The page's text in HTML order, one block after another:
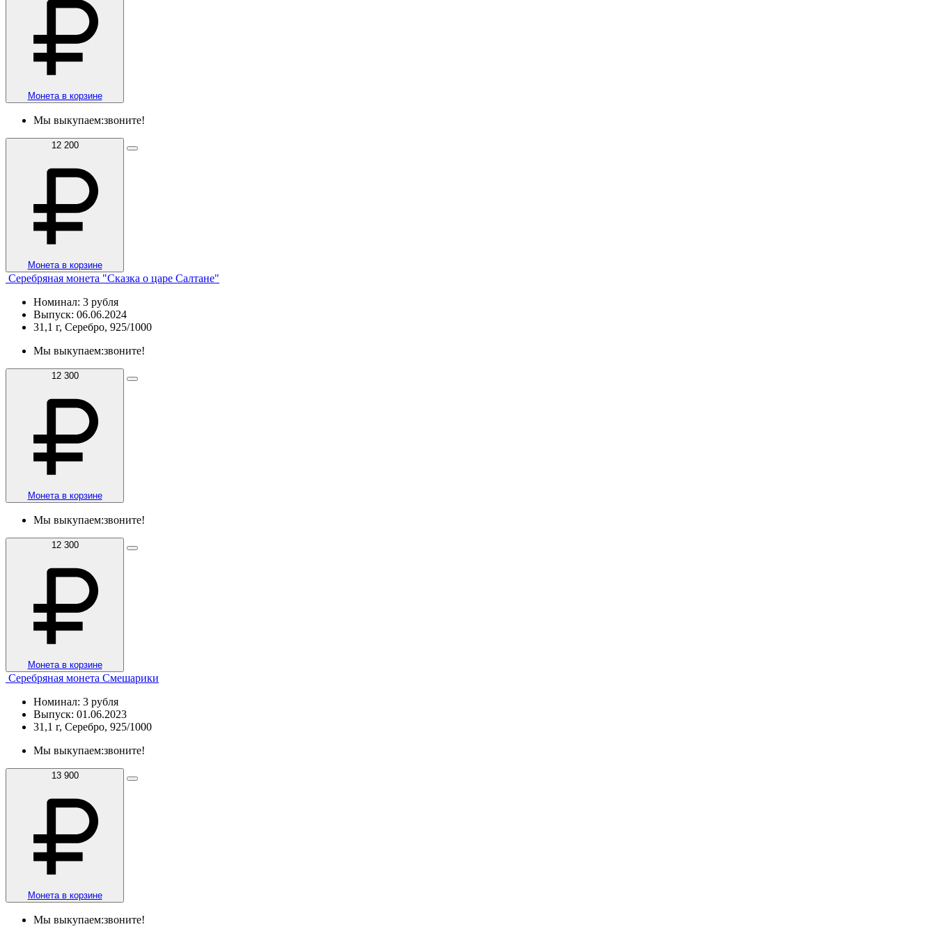
Монета в корзине
Мы выкупаем:звоните!
12 200
Монета в корзине
Серебряная монета "Сказка о царе Салтане"
Номинал: 3 рубля
Выпуск: 06.06.2024
31,1 г, Серебро, 925/1000
Мы выкупаем:звоните!
12 300
Монета в корзине
Мы выкупаем:звоните!
12 300
Монета в корзине
Серебряная монета Смешарики
Номинал: 3 рубля
Выпуск: 01.06.2023
31,1 г, Серебро, 925/1000
Мы выкупаем:звоните!
13 900
Монета в корзине
Мы выкупаем:звоните!